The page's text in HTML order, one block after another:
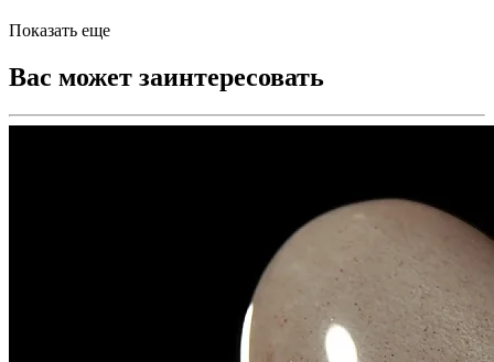
Показать еще
Вас может заинтересовать